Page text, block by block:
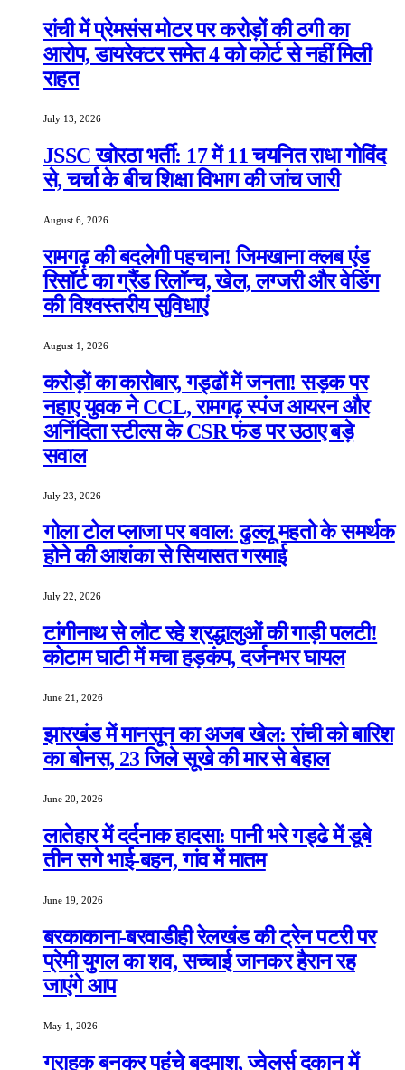
रांची में प्रेमसंस मोटर पर करोड़ों की ठगी का
आरोप, डायरेक्टर समेत 4 को कोर्ट से नहीं मिली
राहत
July 13, 2026
JSSC खोरठा भर्ती: 17 में 11 चयनित राधा गोविंद
से, चर्चा के बीच शिक्षा विभाग की जांच जारी
August 6, 2026
रामगढ़ की बदलेगी पहचान! जिमखाना क्लब एंड
रिसॉर्ट का ग्रैंड रिलॉन्च, खेल, लग्जरी और वेडिंग
की विश्वस्तरीय सुविधाएं
August 1, 2026
करोड़ों का कारोबार, गड्ढों में जनता! सड़क पर
नहाए युवक ने CCL, रामगढ़ स्पंज आयरन और
अनिंदिता स्टील्स के CSR फंड पर उठाए बड़े
सवाल
July 23, 2026
गोला टोल प्लाजा पर बवाल: ढुल्लू महतो के समर्थक
होने की आशंका से सियासत गरमाई
July 22, 2026
टांगीनाथ से लौट रहे श्रद्धालुओं की गाड़ी पलटी!
कोटाम घाटी में मचा हड़कंप, दर्जनभर घायल
June 21, 2026
झारखंड में मानसून का अजब खेल: रांची को बारिश
का बोनस, 23 जिले सूखे की मार से बेहाल
June 20, 2026
लातेहार में दर्दनाक हादसा: पानी भरे गड्ढे में डूबे
तीन सगे भाई-बहन, गांव में मातम
June 19, 2026
बरकाकाना-बरवाडीही रेलखंड की ट्रेन पटरी पर
प्रेमी युगल का शव, सच्चाई जानकर हैरान रह
जाएंगे आप
May 1, 2026
ग्राहक बनकर पहुंचे बदमाश, ज्वेलर्स दुकान में